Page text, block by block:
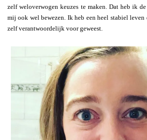
zelf weloverwogen keuzes te maken. Dat heb ik
mij ook wel bewezen. Ik heb een heel stabiel
zelf verantwoordelijk voor geweest.